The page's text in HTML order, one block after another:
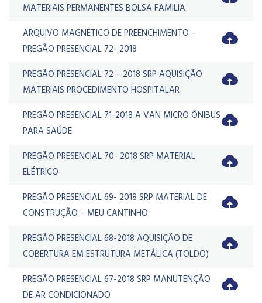
MATERIAIS PERMANENTES BOLSA FAMILIA
ARQUIVO MAGNÉTICO DE PREENCHIMENTO –
PREGÃO PRESENCIAL 72- 2018
PREGÃO PRESENCIAL 72 – 2018 SRP AQUISIÇÃO
MATERIAIS PROCEDIMENTO HOSPITALAR
PREGÃO PRESENCIAL 71-2018 A VAN MICRO ÔNIBUS
PARA SAÚDE
PREGÃO PRESENCIAL 70- 2018 SRP MATERIAL
ELÉTRICO
PREGÃO PRESENCIAL 69- 2018 SRP MATERIAL DE
CONSTRUÇÃO – MEU CANTINHO
PREGÃO PRESENCIAL 68-2018 AQUISIÇÃO DE
COBERTURA EM ESTRUTURA METÁLICA (TOLDO)
PREGÃO PRESENCIAL 67-2018 SRP MANUTENÇÃO
DE AR CONDICIONADO